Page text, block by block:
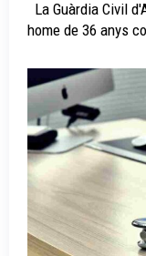
home de 36 anys